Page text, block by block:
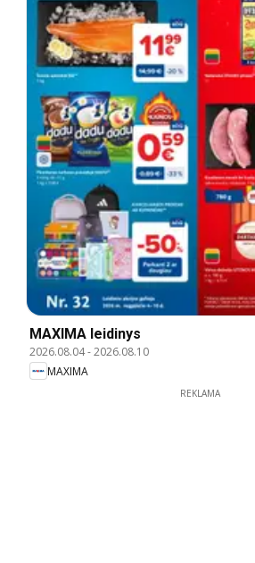
MAXIMA leidinys
2026.08.04-2026.08.10
MAXIMA
REKLAMA